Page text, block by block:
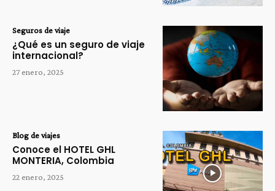
Seguros de viaje
¿Qué es un seguro de viaje
internacional?
27 enero, 2025
Blog de viajes
Conoce el HOTEL GHL
MONTERIA, Colombia
22 enero, 2025